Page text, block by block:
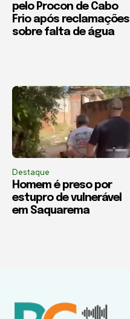
pelo Procon de Cabo
Frio após reclamações
sobre falta de água
Destaque
Homem é preso por
estupro de vulnerável
em Saquarema